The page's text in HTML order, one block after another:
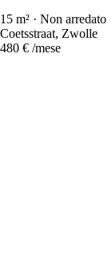
15 m² · Non arredato
Coetsstraat, Zwolle
480 € /mese